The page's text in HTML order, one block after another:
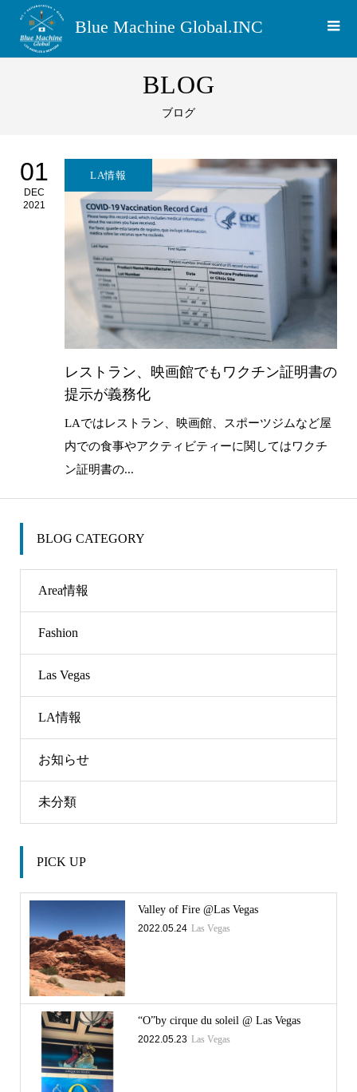
Blue Machine Global.INC
BLOG
ブログ
01
DEC
2021
LA情報
レストラン、映画館でもワクチン証明書の
提示が義務化
LAではレストラン、映画館、スポーツジムなど屋
内での食事やアクティビティーに関してはワクチ
ン証明書の...
BLOG CATEGORY
Area情報
Fashion
Las Vegas
LA情報
お知らせ
未分類
PICK UP
Valley of Fire @Las Vegas
2022.05.24 Las Vegas
“O”by cirque du soleil @ Las Vegas
2022.05.23 Las Vegas